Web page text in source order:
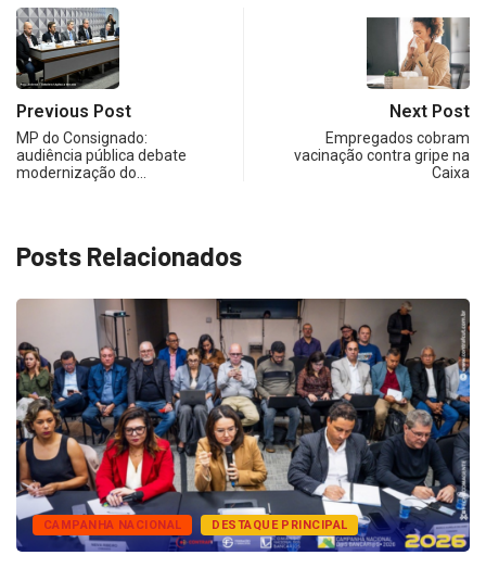
Previous Post
MP do Consignado:
audiência pública debate
modernização do…
Next Post
Empregados cobram
vacinação contra gripe na
Caixa
Posts Relacionados
CAMPANHA NACIONAL DESTAQUE PRINCIPAL